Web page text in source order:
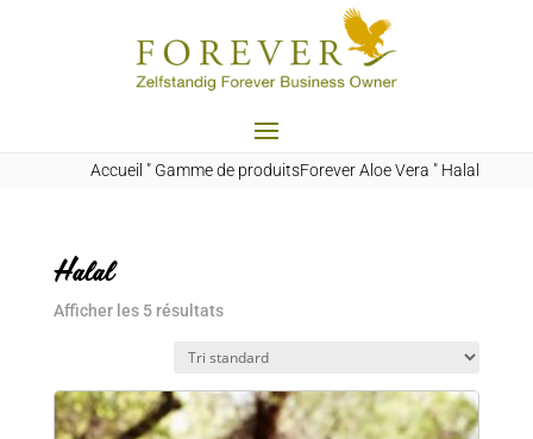
Accueil " Gamme de produitsForever Aloe Vera " Halal
Halal
Afficher les 5 résultats